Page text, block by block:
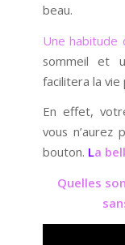
beau.
Une habitude
sommeil et
facilitera la
En effet,
vous
bouton. La
Quelles